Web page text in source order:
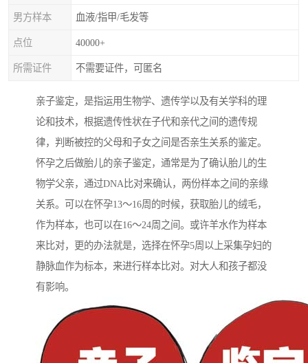
男方样本 血液/指甲/毛发等
点位 40000+
所需证件 不需要证件，可匿名
亲子鉴定，是指运用生物学、遗传学以及有关学科的理
论和技术，根据遗传性状在子代和亲代之间的遗传规
律，判断被控的父母和子女之间是否亲生关系的鉴定。
怀孕之后做胎儿的亲子鉴定，通常是为了确认胎儿的生
物学父亲，通过DNA比对来确认，两份样本之间的亲缘
关系。可以在怀孕13～16周的时候，获取胎儿的绒毛，
作为样本，也可以在16～24周之间。或许羊水作为样本
来比对，更的办法就是，选择在怀孕5周以上采集孕妇的
静脉血作为标本，来进行样本比对。对大人和孩子都没
有影响。